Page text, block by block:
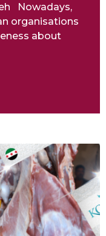
Nowadays,
organisations
about